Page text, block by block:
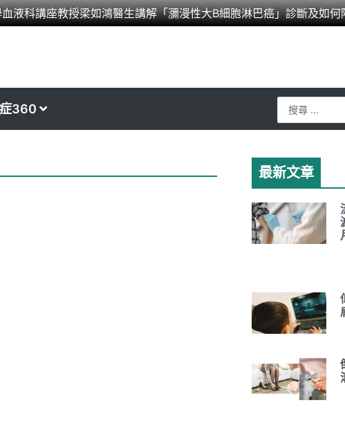
液科講座教授梁如鴻醫生講解「瀰漫性大B細胞淋巴癌」診斷及如何
360
Search
...
最新文章